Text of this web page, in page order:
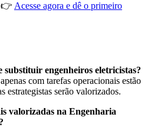
👉 Acesse agora e dê o primeiro
engenheiros eletricistas?
com tarefas operacionais estão
estrategistas serão valorizados.
valorizadas na Engenharia